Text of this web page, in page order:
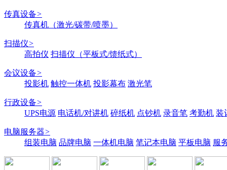
传真设备>
传真机（激光/碳带/喷墨）
扫描仪>
高拍仪 扫描仪（平板式/馈纸式）
会议设备>
投影机 触控一体机 投影幕布 激光笔
行政设备>
UPS电源 电话机/对讲机 碎纸机 点钞机 录音笔 考勤机 装
电脑服务器>
组装电脑 品牌电脑 一体机电脑 笔记本电脑 平板电脑 服